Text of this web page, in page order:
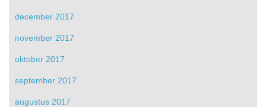
december 2017
november 2017
oktober 2017
september 2017
augustus 2017